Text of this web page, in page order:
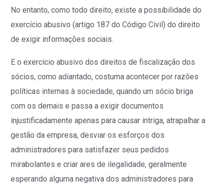
No entanto, como todo direito, existe a possibilidade do
exercício abusivo (artigo 187 do Código Civil) do direito
de exigir informações sociais.
E o exercício abusivo dos direitos de fiscalização dos
sócios, como adiantado, costuma acontecer por razões
políticas internas à sociedade, quando um sócio briga
com os demais e passa a exigir documentos
injustificadamente apenas para causar intriga, atrapalhar a
gestão da empresa, desviar os esforços dos
administradores para satisfazer seus pedidos
mirabolantes e criar ares de ilegalidade, geralmente
esperando alguma negativa dos administradores para